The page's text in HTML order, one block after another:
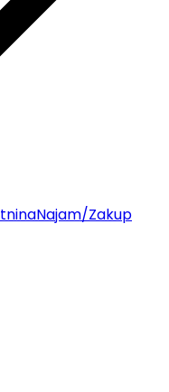
Najam/Zakup